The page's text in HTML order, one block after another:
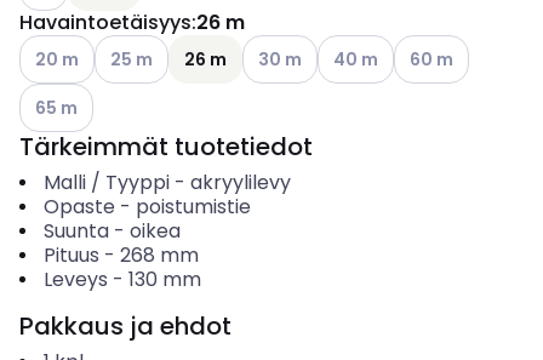
Havaintoetäisyys:26 m
Katso käytettävissä olevat vaihtoehdot
20 m Katso käytettävissä olevat vaihtoehdot
25 m 26 m Katso käytettävissä olevat
30 m Katso käytettävissä
40 m Katso
60 m
Katso käytettävissä olevat vaihtoehdot
65 m
Tärkeimmät tuotetiedot
Malli / Tyyppi- akryylilevy
Opaste - poistumistie
Suunta- oikea
Pituus - 268 mm
Leveys - 130 mm
Pakkaus ja ehdot